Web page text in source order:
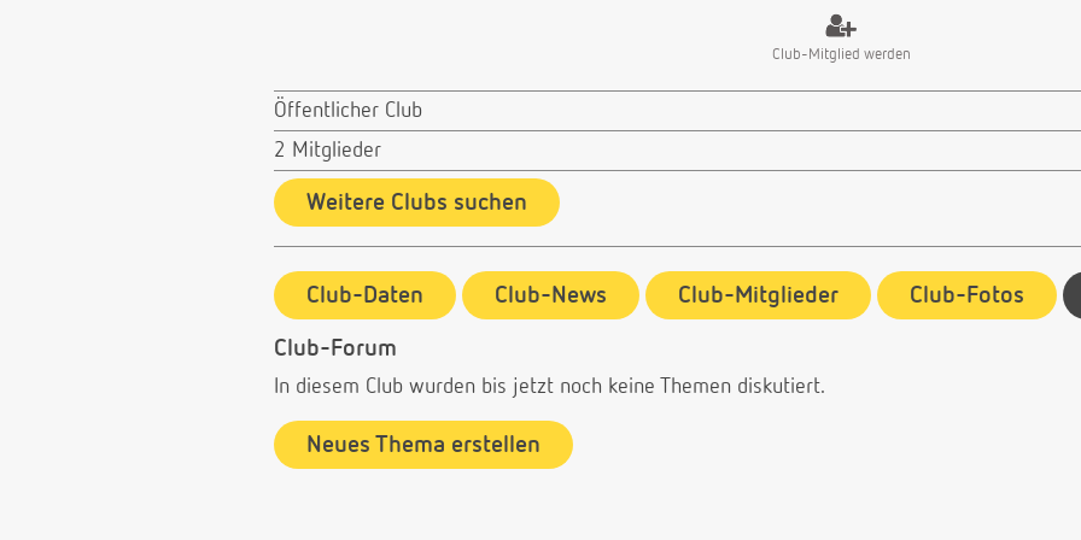
Club-Mitglied werden
Öffentlicher Club
2 Mitglieder
Weitere Clubs suchen
Club-Daten Club-News Club-Mitglieder Club-Fotos
Club-Forum
In diesem Club wurden bis jetzt noch keine Themen diskutiert.
Neues Thema erstellen